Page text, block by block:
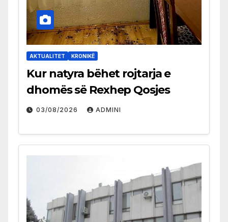
AKTUALITET KRONIKË
Kur natyra bëhet rojtarja e
dhomës së Rexhep Qosjes
03/08/2026 ADMINI